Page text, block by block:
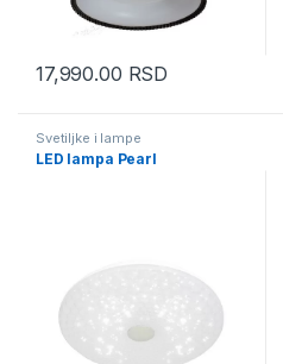
17,990.00 RSD
Svetiljke i lampe
LED lampa Pearl